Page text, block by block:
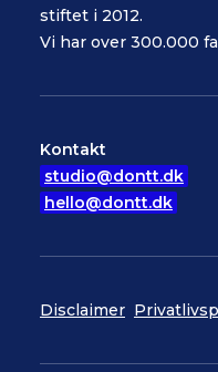
stiftet i 2012.
Vi har over 300.000
Kontakt
studio@dontt.dk
hello@dontt.dk
Disclaimer